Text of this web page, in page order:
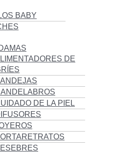
BABY
DE
DE LA PIEL